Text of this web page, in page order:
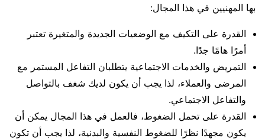
بها المهنيين في هذا المجال:
القدرة على التكيف مع الوضعيات الجديدة والمتغيرة تعتبر
أمرًا هامًا جدًا.
التمريض والخدمات الاجتماعية يتطلبان التفاعل المستمر مع
المرضى والعملاء، لذا يجب أن يكون لديك شغف بالتواصل
والتفاعل الاجتماعي.
القدرة على تحمل الضغوط، فالعمل في هذا المجال يمكن أن
يكون مجهدًا نظرًا للضغوط النفسية والبدنية، لذا يجب أن تكون